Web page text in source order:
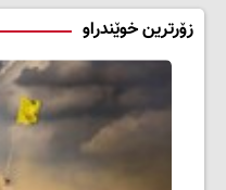
زۆرترین خوێندراو